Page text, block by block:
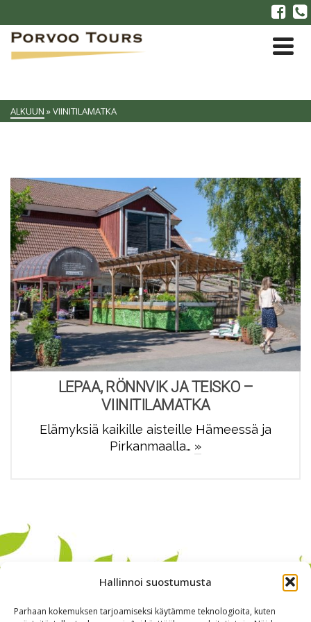
Hallinnoi suostumusta
Parhaan kokemuksen tarjoamiseksi käytämme teknologioita, kuten
ALKUUN »VIINITILAMATKA
LEPAA, RÖNNVIK JA TEISKO –
VIINITILAMATKA
Elämyksiä kaikille aisteille Hämeessä ja
Pirkanmaalla… »